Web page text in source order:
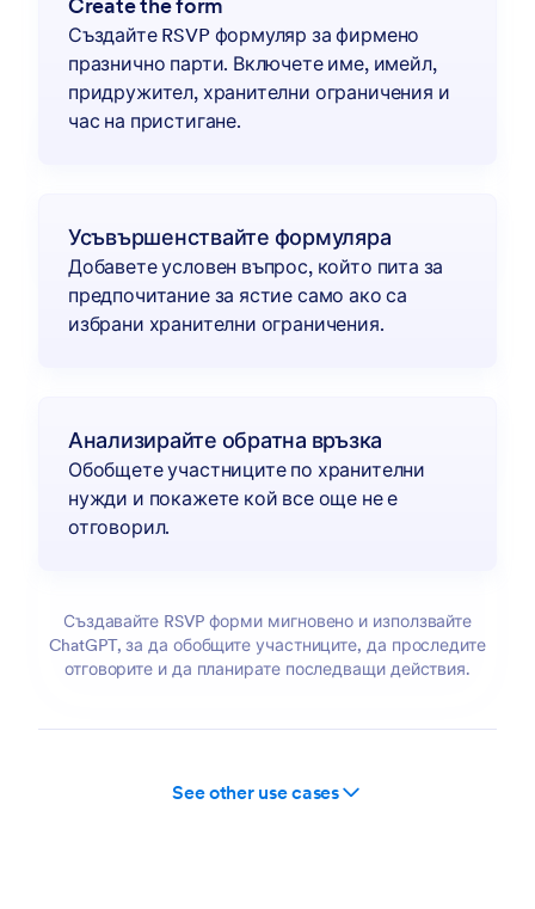
Създайте RSVP формуляр за фирмено
празнично парти. Включете име, имейл,
придружител, хранителни ограничения и
час на пристигане.
Усъвършенствайте формуляра
Добавете условен въпрос, който пита за
предпочитание за ястие само ако са
избрани хранителни ограничения.
Анализирайте обратна връзка
Обобщете участниците по хранителни
нужди и покажете кой все още не е
отговорил.
Създавайте RSVP форми мигновено и използвайте
ChatGPT, за да обобщите участниците, да проследите
отговорите и да планирате последващи действия.
See other use cases